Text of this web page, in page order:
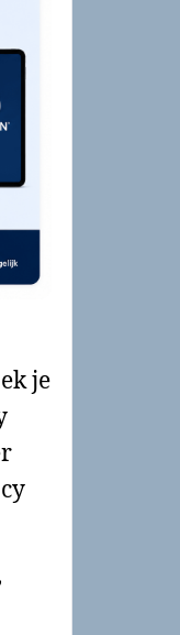
je